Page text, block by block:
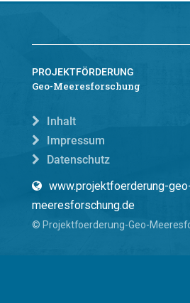
PROJEKTFÖRDERUNG
Geo-Meeresforschung
Inhalt
Impressum
Datenschutz
www.projektfoerderung-
meeresforschung.de
© Projektfoerderung-Geo-